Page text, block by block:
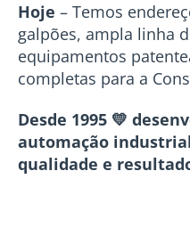
Hoje – Temos
galpões, ampla linha
equipamentos
completas para a
Desde 1995 💛
automação
qualidade e